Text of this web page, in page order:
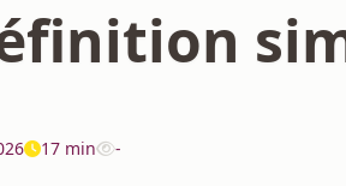
17 min -